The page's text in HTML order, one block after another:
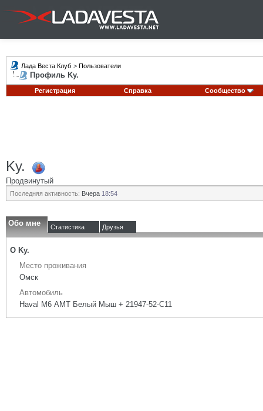
Лада Веста Клуб > Пользователи
Профиль Ky.
Регистрация Справка Сообщество
Ky.
Продвинутый
Последняя активность: Вчера 18:54
Обо мне Статистика Друзья
О Ky.
Место проживания
Омск
Автомобиль
Haval M6 АМТ Белый Мыш + 21947-52-С11